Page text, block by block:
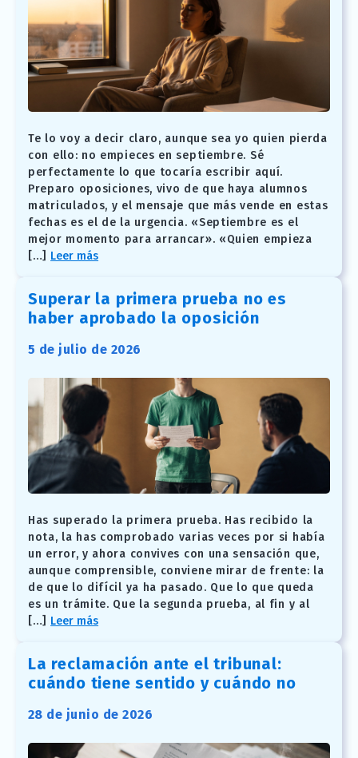
Te lo voy a decir claro, aunque sea yo quien pierda
con ello: no empieces en septiembre. Sé
perfectamente lo que tocaría escribir aquí.
Preparo oposiciones, vivo de que haya alumnos
matriculados, y el mensaje que más vende en estas
fechas es el de la urgencia. «Septiembre es el
mejor momento para arrancar». «Quien empieza
[…] Leer más
Superar la primera prueba no es
haber aprobado la oposición
5 de julio de 2026
Has superado la primera prueba. Has recibido la
nota, la has comprobado varias veces por si había
un error, y ahora convives con una sensación que,
aunque comprensible, conviene mirar de frente: la
de que lo difícil ya ha pasado. Que lo que queda
es un trámite. Que la segunda prueba, al fin y al
[…] Leer más
La reclamación ante el tribunal:
cuándo tiene sentido y cuándo no
28 de junio de 2026